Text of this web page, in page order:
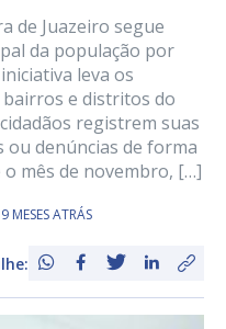
de Juazeiro segue
da população por
leva os
e distritos do
registrem suas
ou denúncias de forma
mês de novembro, […]
ATRÁS